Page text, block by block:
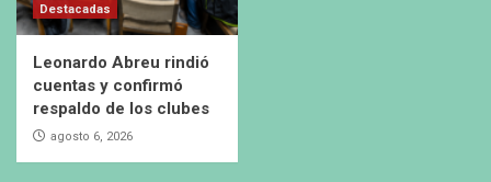
Destacadas
Leonardo Abreu rindió
cuentas y confirmó
respaldo de los clubes
agosto 6, 2026